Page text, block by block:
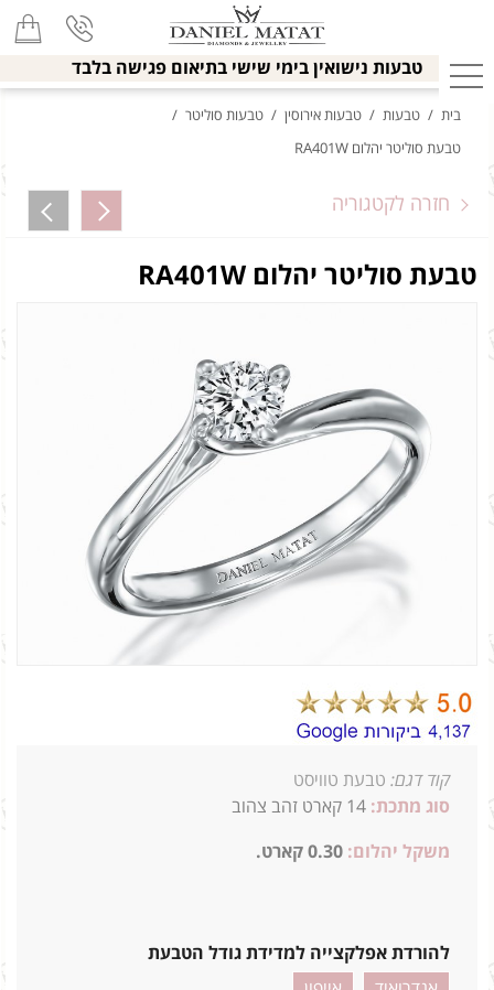
טבעות נישואין בימי שישי בתיאום פגישה בלבד
בית / טבעות / טבעות אירוסין / טבעות סוליטר /
טבעת סוליטר יהלום RA401W
חזרה לקטגוריה
טבעת סוליטר יהלום RA401W
קוד דגם: טבעת טוויסט
סוג מתכת: 14 קארט זהב צהוב
משקל יהלום: 0.30 קארט.
להורדת אפלקצייה למדידת גודל הטבעת